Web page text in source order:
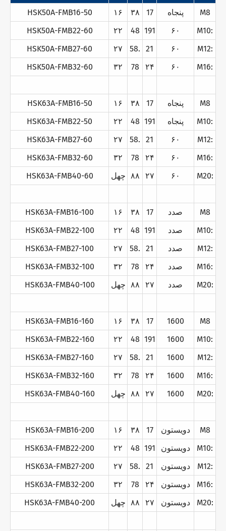
HSK50A-FMB16-50
۱۶ ۳۸ 17 پنجاه
M8
HSK50A-FMB22-60
۲۲ 48 191 ۶۰
M10:
HSK50A-FMB27-60
۲۷ 58. 21 ۶۰
M12:
HSK50A-FMB32-60
۳۲ 78 ۲۴ ۶۰ M16:
HSK63A-FMB16-50 ۱۶ ۳۸ 17 پنجاه
M8
HSK63A-FMB22-50
۲۲ 48 191 پنجاه
M10:
HSK63A-FMB27-60
۲۷ 58. 21 ۶۰
M12:
HSK63A-FMB32-60
۳۲ 78 ۲۴ ۶۰
M16:
HSK63A-FMB40-60
چهل ۸۸ ۲۷ ۶۰ M20:
HSK63A-FMB16-100 ۱۶ ۳۸ 17 صدد
M8
HSK63A-FMB22-100
۲۲ 48 191 صدد
M10:
HSK63A-FMB27-100
۲۷ 58. 21 صدد
M12:
HSK63A-FMB32-100
۳۲ 78 ۲۴ صدد
M16:
HSK63A-FMB40-100
چهل ۸۸ ۲۷ صدد M20:
HSK63A-FMB16-160 ۱۶ ۳۸ 17 1600
M8
HSK63A-FMB22-160
۲۲ 48 191 1600
M10:
HSK63A-FMB27-160
۲۷ 58. 21 1600
M12:
HSK63A-FMB32-160
۳۲ 78 ۲۴ 1600
M16:
HSK63A-FMB40-160
چهل ۸۸ ۲۷ 1600 M20:
HSK63A-FMB16-200 ۱۶ ۳۸ 17 دویستون
M8
HSK63A-FMB22-200
۲۲ 48 191 دویستون
M10:
HSK63A-FMB27-200
۲۷ 58. 21 دویستون
M12:
HSK63A-FMB32-200
۳۲ 78 ۲۴ دویستون
M16:
HSK63A-FMB40-200
چهل ۸۸ ۲۷ دویستون M20: